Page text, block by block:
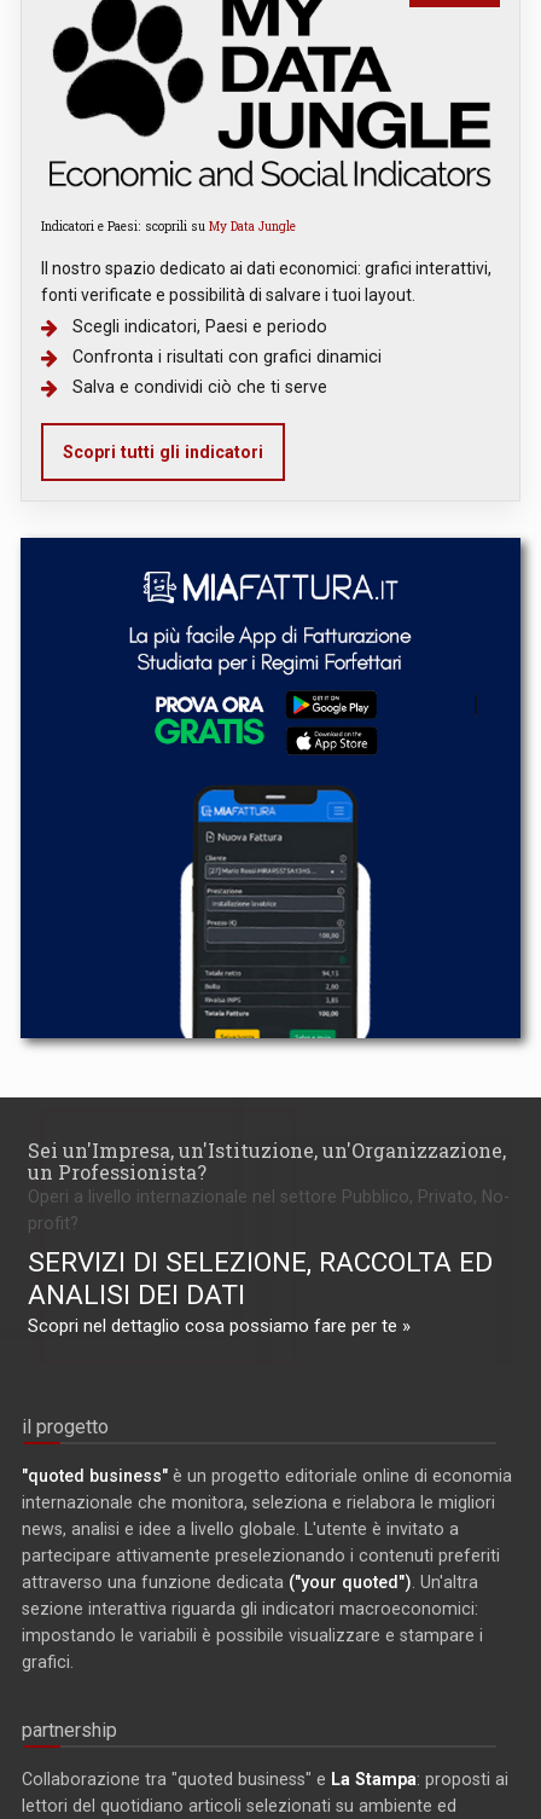
Indicatori e Paesi: scoprili su My Data Jungle
Il nostro spazio dedicato ai dati economici: grafici interattivi,
fonti verificate e possibilità di salvare i tuoi layout.
Scegli indicatori, Paesi e periodo
Confronta i risultati con grafici dinamici
Salva e condividi ciò che ti serve
Scopri tutti gli indicatori
Sei un'Impresa, un'Istituzione, un'Organizzazione,
un Professionista?
Operi a livello internazionale nel settore Pubblico, Privato, No-
profit?
SERVIZI DI SELEZIONE, RACCOLTA ED
ANALISI DEI DATI
Scopri nel dettaglio cosa possiamo fare per te »
il progetto
"quoted business" è un progetto editoriale online di economia
internazionale che monitora, seleziona e rielabora le migliori
news, analisi e idee a livello globale. L'utente è invitato a
partecipare attivamente preselezionando i contenuti preferiti
attraverso una funzione dedicata ("your quoted") . Un'altra
sezione interattiva riguarda gli indicatori macroeconomici:
impostando le variabili è possibile visualizzare e stampare i
grafici.
partnership
Collaborazione tra "quoted business" e La Stampa: proposti ai
lettori del quotidiano articoli selezionati su ambiente ed